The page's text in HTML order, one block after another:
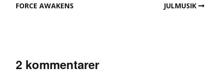
FORCE AWAKENS
JULMUSIK
2 kommentarer